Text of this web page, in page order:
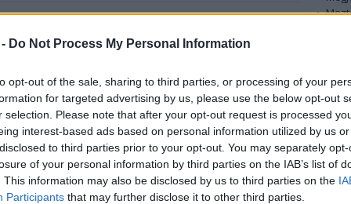
Do Not Process My Personal Information
opt-out of the sale, sharing to third parties, or processing of your
for targeted advertising by us, please use the below opt-out
selection. Please note that after your opt-out request is processed
interest-based ads based on personal information utilized by us
to third parties prior to your opt-out. You may separately
of your personal information by third parties on the IAB’s list of
This information may also be disclosed by us to third parties on the
Participants that may further disclose it to other third parties.
próbaidőre bocsátották, 18 hónapos
közmunkára kötelezték
A bíróság ítélete azt követően született
meg, hogy Lohan elismerte: hazudott a
rendőrségnek, amikor azt állította, hogy
nem ő vezette azt a sportkocsit, amely 2012
júniusában Santa Monicában
karambolozott.
A
A